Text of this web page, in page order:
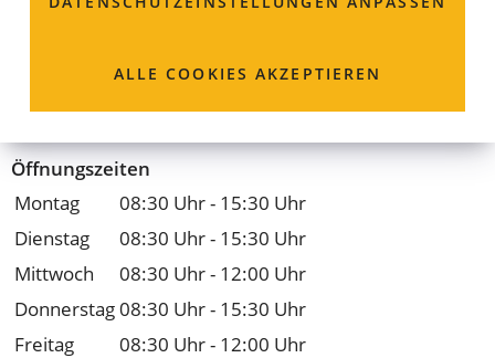
ALLE COOKIES AKZEPTIEREN
09561 89-1209
oepnv
coburg de
Öffnungszeiten
Montag
08:30 Uhr - 15:30 Uhr
Dienstag
08:30 Uhr - 15:30 Uhr
Mittwoch
08:30 Uhr - 12:00 Uhr
Donnerstag08:30 Uhr - 15:30 Uhr
Freitag
08:30 Uhr - 12:00 Uhr